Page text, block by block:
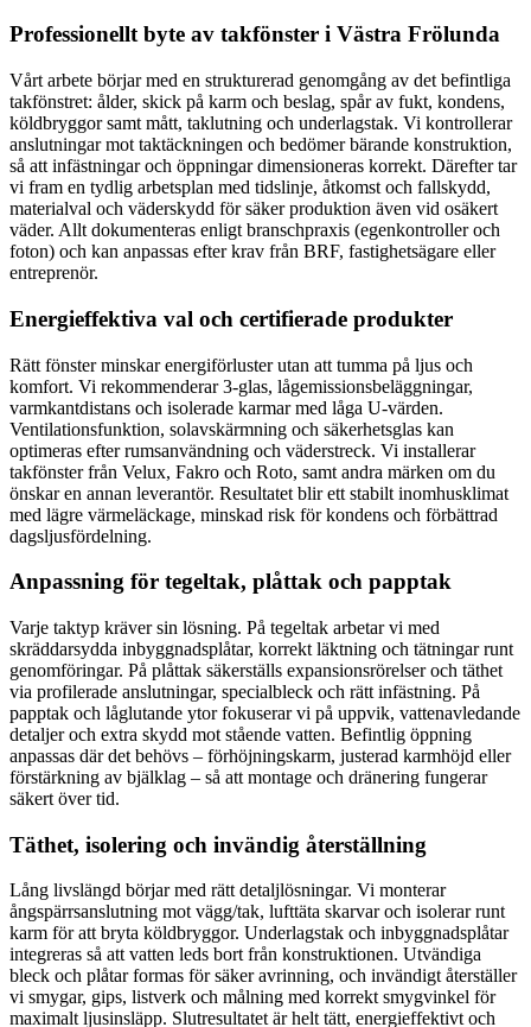
Professionellt byte av takfönster i Västra Frölunda
Vårt arbete börjar med en strukturerad genomgång av det befintliga
takfönstret: ålder, skick på karm och beslag, spår av fukt, kondens,
köldbryggor samt mått, taklutning och underlagstak. Vi kontrollerar
anslutningar mot taktäckningen och bedömer bärande konstruktion,
så att infästningar och öppningar dimensioneras korrekt. Därefter tar
vi fram en tydlig arbetsplan med tidslinje, åtkomst och fallskydd,
materialval och väderskydd för säker produktion även vid osäkert
väder. Allt dokumenteras enligt branschpraxis (egenkontroller och
foton) och kan anpassas efter krav från BRF, fastighetsägare eller
entreprenör.
Energieffektiva val och certifierade produkter
Rätt fönster minskar energiförluster utan att tumma på ljus och
komfort. Vi rekommenderar 3-glas, lågemissionsbeläggningar,
varmkantdistans och isolerade karmar med låga U-värden.
Ventilationsfunktion, solavskärmning och säkerhetsglas kan
optimeras efter rumsanvändning och väderstreck. Vi installerar
takfönster från Velux, Fakro och Roto, samt andra märken om du
önskar en annan leverantör. Resultatet blir ett stabilt inomhusklimat
med lägre värmeläckage, minskad risk för kondens och förbättrad
dagsljusfördelning.
Anpassning för tegeltak, plåttak och papptak
Varje taktyp kräver sin lösning. På tegeltak arbetar vi med
skräddarsydda inbyggnadsplåtar, korrekt läktning och tätningar runt
genomföringar. På plåttak säkerställs expansionsrörelser och täthet
via profilerade anslutningar, specialbleck och rätt infästning. På
papptak och låglutande ytor fokuserar vi på uppvik, vattenavledande
detaljer och extra skydd mot stående vatten. Befintlig öppning
anpassas där det behövs – förhöjningskarm, justerad karmhöjd eller
förstärkning av bjälklag – så att montage och dränering fungerar
säkert över tid.
Täthet, isolering och invändig återställning
Lång livslängd börjar med rätt detaljlösningar. Vi monterar
ångspärrsanslutning mot vägg/tak, lufttäta skarvar och isolerar runt
karm för att bryta köldbryggor. Underlagstak och inbyggnadsplåtar
integreras så att vatten leds bort från konstruktionen. Utvändiga
bleck och plåtar formas för säker avrinning, och invändigt återställer
vi smygar, gips, listverk och målning med korrekt smygvinkel för
maximalt ljusinsläpp. Slutresultatet är helt tätt, energieffektivt och